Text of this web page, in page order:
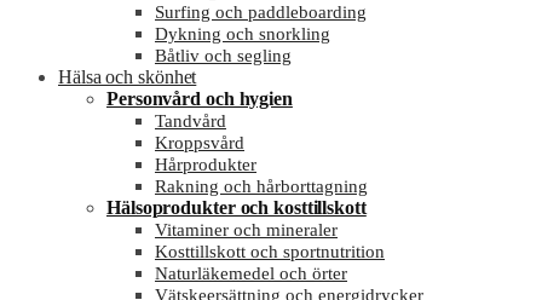
Surfing och paddleboarding
Dykning och snorkling
Båtliv och segling
Hälsa och skönhet
Personvård och hygien
Tandvård
Kroppsvård
Hårprodukter
Rakning och hårborttagning
Hälsoprodukter och kosttillskott
Vitaminer och mineraler
Kosttillskott och sportnutrition
Naturläkemedel och örter
Vätskeersättning och energidrycker